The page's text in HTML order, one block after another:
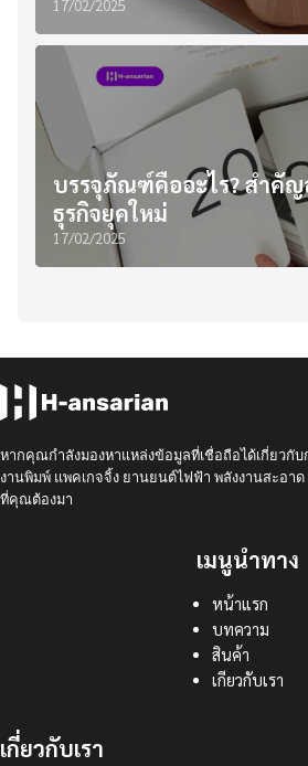
17/02/2025
บรรจุภัณฑ์คืออะไร? สำคัญ
ธุรกิจยุคใหม่
17/02/2025
หากคุณกำลังมองหาแหล่งข้อมูลที่เชื่อถือได้เกี่ยวกั
งานพิมพ์ แพคเกจจิ้ง ยานยนต์ไฟฟ้า พลังงานสะอา
ที่คุณต้องมา
เมนูนำทาง
หน้าแรก
บทความ
สินค้า
เกียวกับเรา
เกี่ยวกับเรา